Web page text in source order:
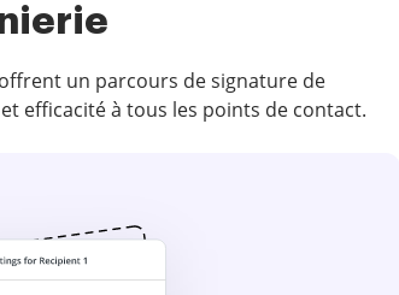
un parcours de signature de
efficacité à tous les points de contact.